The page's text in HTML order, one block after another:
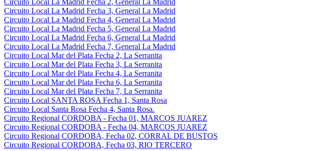
Circuito Local La Madrid Fecha 2, General La Madrid
Circuito Local La Madrid Fecha 3, General La Madrid
Circuito Local La Madrid Fecha 4, General La Madrid
Circuito Local La Madrid Fecha 5, General La Madrid
Circuito Local La Madrid Fecha 6, General La Madrid
Circuito Local La Madrid Fecha 7, General La Madrid
Circuito Local Mar del Plata Fecha 2, La Serranita
Circuito Local Mar del Plata Fecha 3, La Serranita
Circuito Local Mar del Plata Fecha 4, La Serranita
Circuito Local Mar del Plata Fecha 6, La Serranita
Circuito Local Mar del Plata Fecha 7, La Serranita
Circuito Local SANTA ROSA Fecha 1, Santa Rosa
Circuito Local Santa Rosa Fecha 4, Santa Rosa.
Circuito Regional CORDOBA - Fecha 01, MARCOS JUAREZ
Circuito Regional CORDOBA - Fecha 04, MARCOS JUAREZ
Circuito Regional CORDOBA, Fecha 02, CORRAL DE BUSTOS
Circuito Regional CORDOBA, Fecha 03, RIO TERCERO